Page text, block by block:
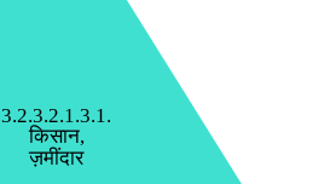
3.2.3.2.1.3.1.
किसान,
ज़मींदार